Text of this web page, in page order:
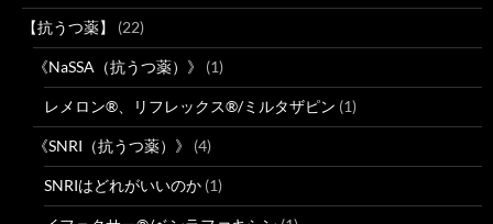
【抗うつ薬】 (22)
《NaSSA（抗うつ薬）》 (1)
レメロン®、リフレックス®/ミルタザピン (1)
《SNRI（抗うつ薬）》 (4)
SNRIはどれがいいのか (1)